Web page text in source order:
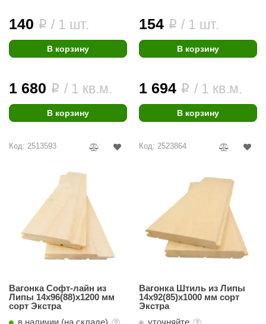
140 i / 1 шт.
В корзину
1 680 i / 1 кв.м.
В корзину
154 i / 1 шт.
В корзину
1 694 i / 1 кв.м.
В корзину
Код: 2513593
Вагонка Софт-лайн из
Липы 14х96(88)х1200 мм
сорт Экстра
в наличии (на складе)
Код: 2523864
Вагонка Штиль из Липы
14х92(85)х1000 мм сорт
Экстра
уточняйте